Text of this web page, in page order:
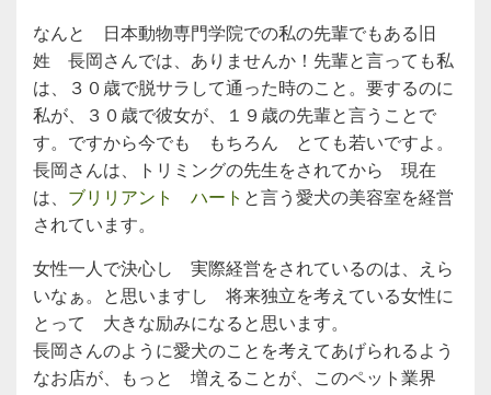
なんと 日本動物専門学院での私の先輩でもある旧
姓 長岡さんでは、ありませんか！先輩と言っても私
は、３０歳で脱サラして通った時のこと。要するのに
私が、３０歳で彼女が、１９歳の先輩と言うことで
す。ですから今でも もちろん とても若いですよ。
長岡さんは、トリミングの先生をされてから 現在
は、 ブリリアント ハート と言う愛犬の美容室を経営
されています。
女性一人で決心し 実際経営をされているのは、えら
いなぁ。と思いますし 将来独立を考えている女性に
とって 大きな励みになると思います。
長岡さんのように愛犬のことを考えてあげられるよう
なお店が、もっと 増えることが、このペット業界